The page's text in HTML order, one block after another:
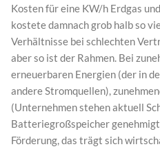
Kosten für eine KW/h Erdgas
kostete damnach grob halb so
Verhältnisse bei schlechten
aber so ist der Rahmen. Bei
erneuerbaren Energien (der in
andere Stromquellen),
(Unternehmen stehen aktuell
Batteriegroßspeicher genehmigt
Förderung, das trägt sich